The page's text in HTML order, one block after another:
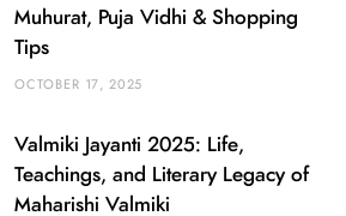
Muhurat, Puja Vidhi & Shopping
Tips
OCTOBER 17, 2025
Valmiki Jayanti 2025: Life,
Teachings, and Literary Legacy of
Maharishi Valmiki